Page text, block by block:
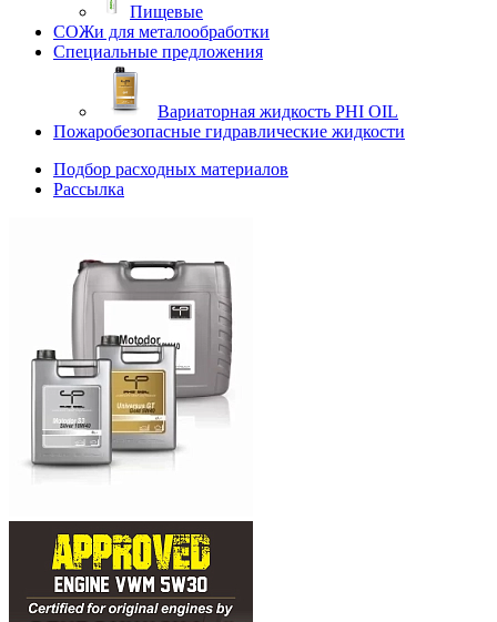
Пищевые
СОЖи для металообработки
Специальные предложения
Вариаторная жидкость PHI OIL
Пожаробезопасные гидравлические жидкости
Подбор расходных материалов
Рассылка